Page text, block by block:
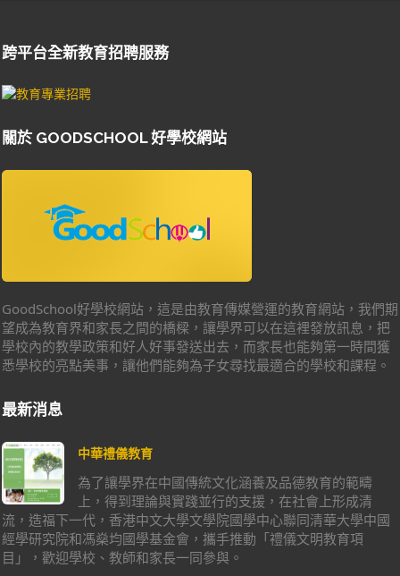
跨平台全新教育招聘服務
關於 GOODSCHOOL 好學校網站
GoodSchool好學校網站，這是由教育傳媒營運的教育網站，我們期
望成為教育界和家長之間的橋樑，讓學界可以在這裡發放訊息，把
學校內的教學政策和好人好事發送出去，而家長也能夠第一時間獲
悉學校的亮點美事，讓他們能夠為子女尋找最適合的學校和課程。
最新消息
中華禮儀教育
為了讓學界在中國傳統文化涵養及品德教育的範疇
上，得到理論與實踐並行的支援，在社會上形成清
流，造福下一代，香港中文大學文學院國學中心聯同清華大學中國
經學研究院和馮燊均國學基金會，攜手推動「禮儀文明教育項
目」，歡迎學校、教師和家長一同參與。